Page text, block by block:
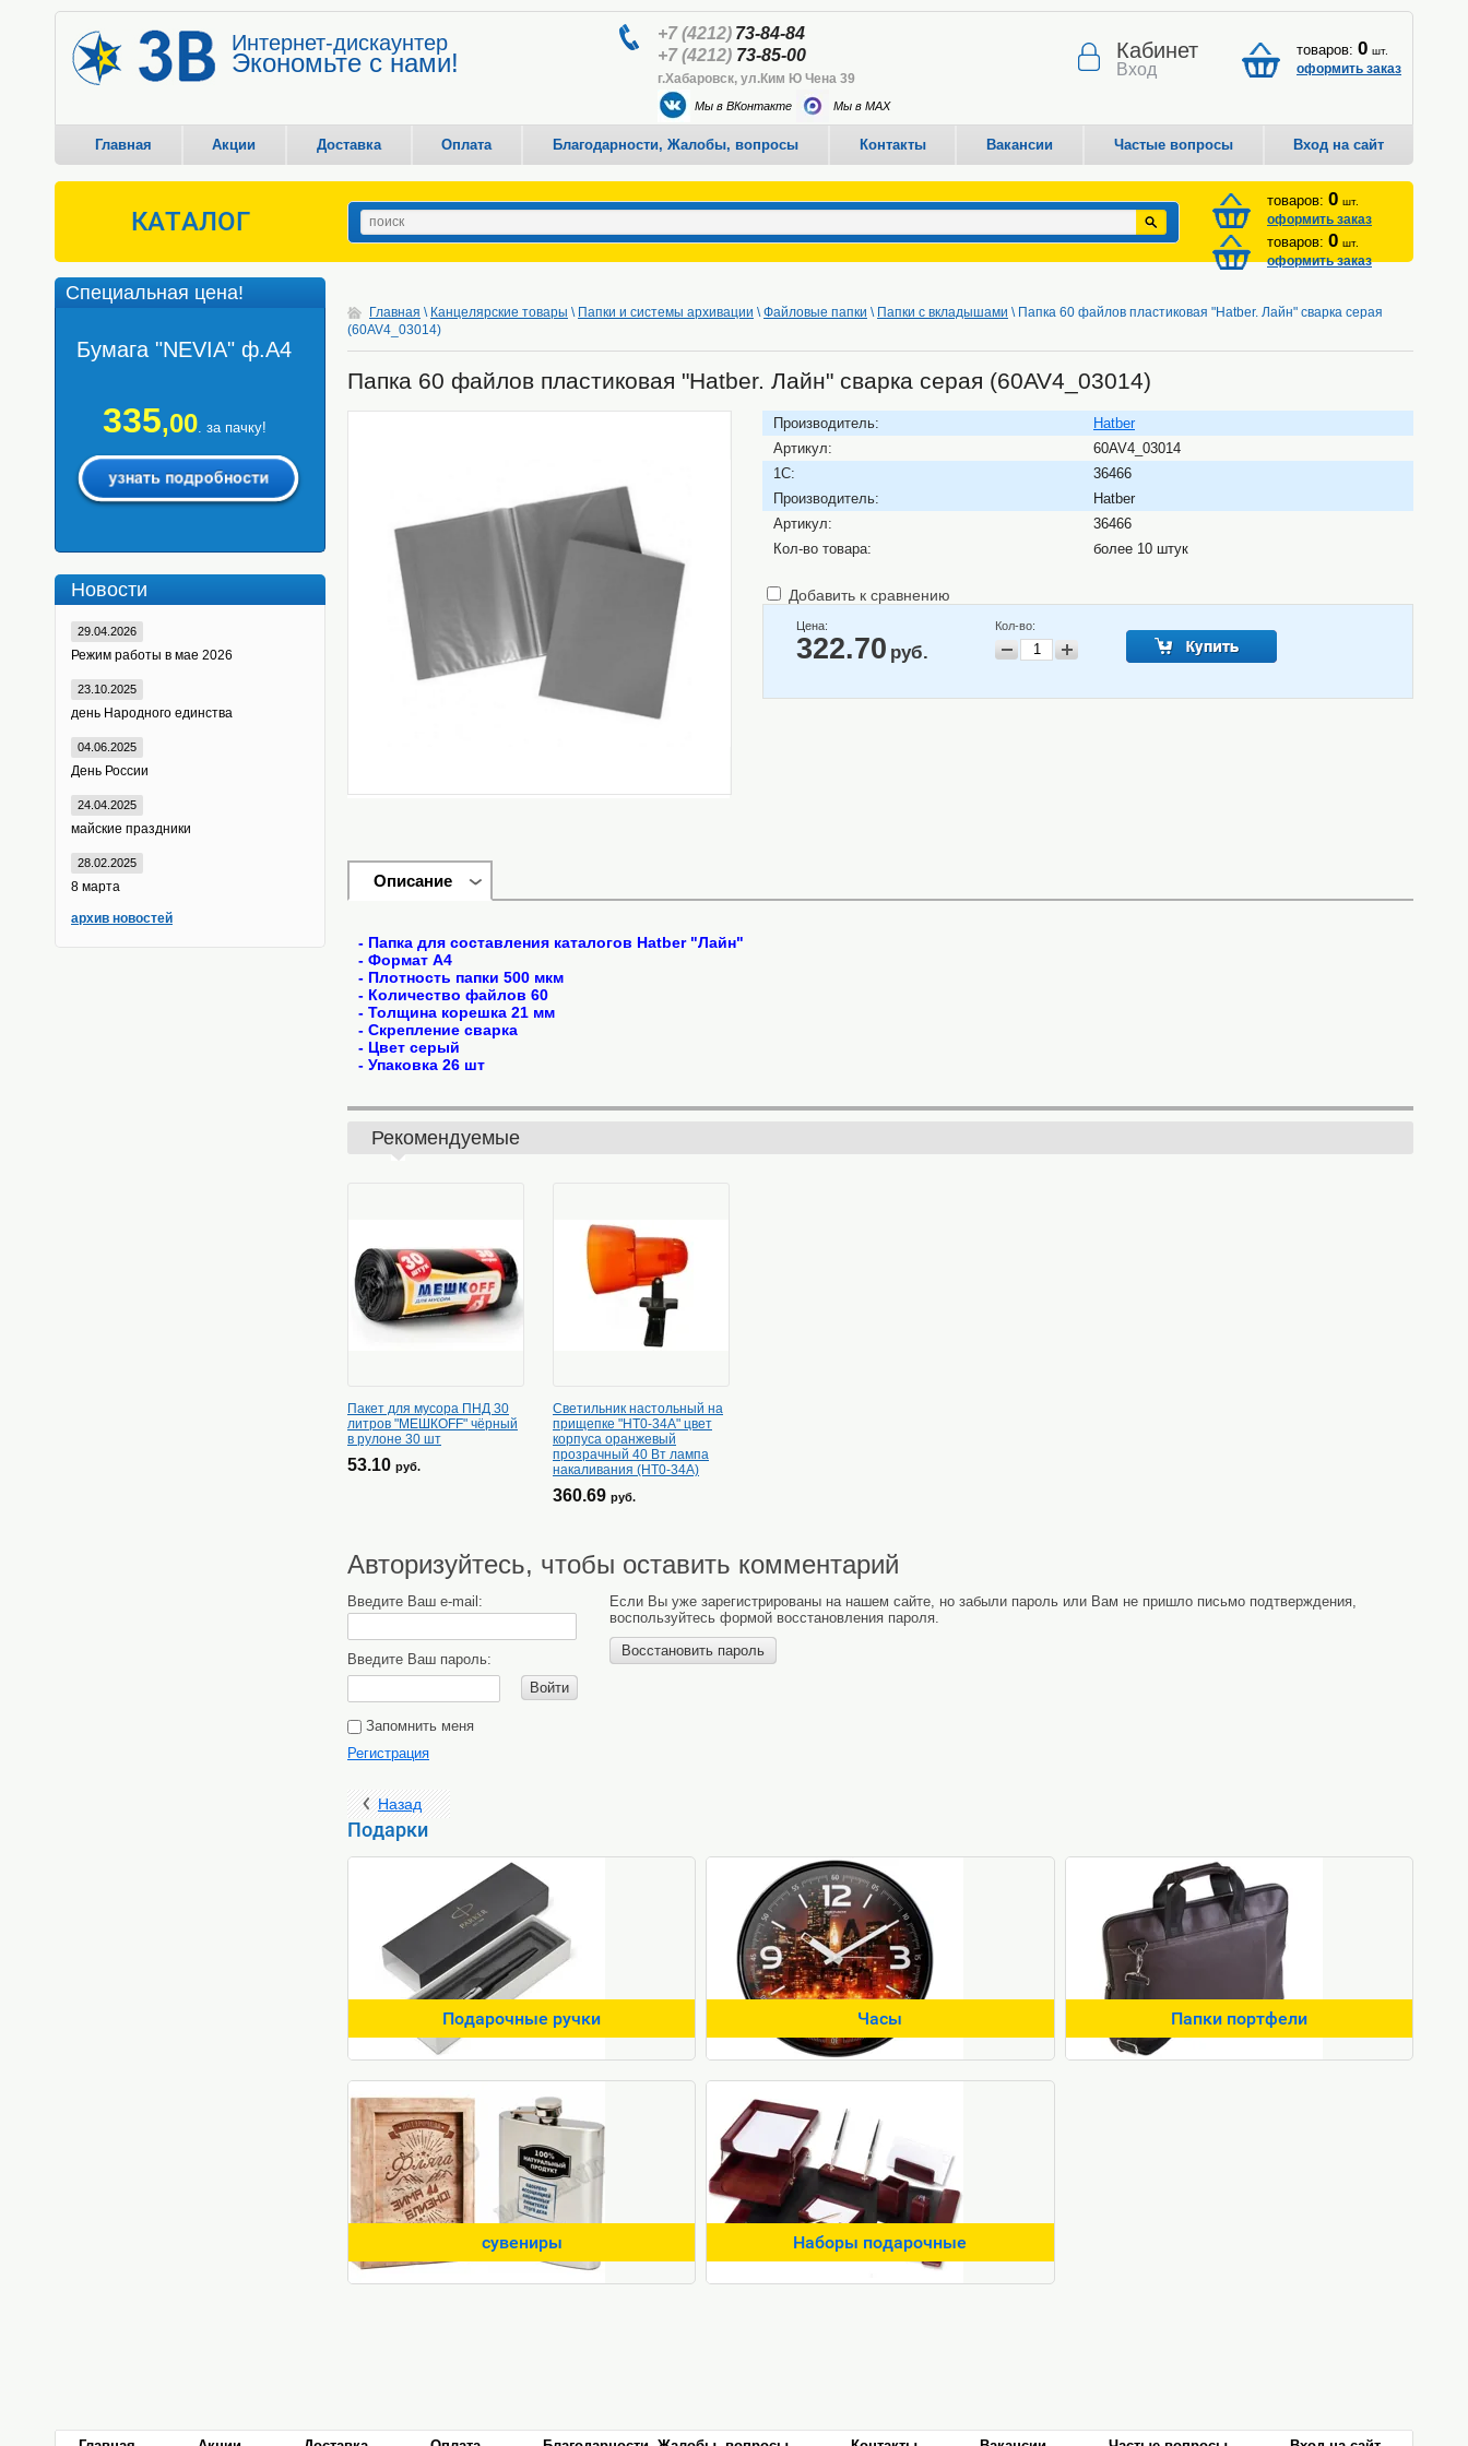
Интернет-дискаунтер
Экономьте с нами! товаров: 0 шт.
оформить заказ
Кабинет
Вход
Мы в ВКонтакте Мы в MAX
+7 (4212) 73-84-84
+7 (4212) 73-85-00
г.Хабаровск, ул.Ким Ю Чена 39
Главная Акции Доставка Оплата Благодарности, Жалобы, вопросы Контакты Вакансии Частые вопросы Вход на сайт
КАТАЛОГ
товаров: 0 шт.
оформить заказ
товаров: 0 шт.
оформить заказ
Специальная цена!
Бумага "NEVIA" ф.А4
335,00. за пачку!
Новости
29.04.2026
Режим работы в мае 2026
23.10.2025
день Народного единства
04.06.2025
День России
24.04.2025
майские праздники
28.02.2025
8 марта
архив новостей
Главная \ Канцелярские товары \ Папки и системы архивации \Файловые папки \ Папки с вкладышами \ Папка 60 файлов пластиковая "Hatber. Лайн" сварка серая
(60AV4_03014)
Папка 60 файлов пластиковая "Hatber. Лайн" сварка серая (60AV4_03014)
Производитель:
Hatber
Артикул:
60AV4_03014
1C:
36466
Производитель:
Hatber
Артикул:
36466
Кол-во товара:
более 10 штук
Добавить к сравнению
Цена:
322.70 руб.
Кол-во:
Описание
- Папка для составления каталогов Hatber "Лайн"
- Формат А4
- Плотность папки 500 мкм
- Количество файлов 60
- Толщина корешка 21 мм
- Скрепление сварка
- Цвет серый
- Упаковка 26 шт
Рекомендуемые
Пакет для мусора ПНД 30
литров "МЕШКОFF" чёрный
в рулоне 30 шт
53.10 руб.
Светильник настольный на
прищепке "НТ0-34А" цвет
корпуса оранжевый
прозрачный 40 Вт лампа
накаливания (НТ0-34А)
360.69 руб.
Авторизуйтесь, чтобы оставить комментарий
Введите Ваш e-mail:
Введите Ваш пароль:
Войти
Запомнить меня
Регистрация
Если Вы уже зарегистрированы на нашем сайте, но забыли пароль или Вам не пришло письмо подтверждения,
воспользуйтесь формой восстановления пароля.
Восстановить пароль
Назад
Подарки
Подарочные ручки Часы Папки портфели
сувениры Наборы подарочные